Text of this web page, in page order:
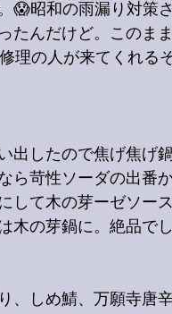
😱昭和の雨漏り対策
たんだけど。このまま
理の人が来てくれる
出したので焦げ焦げ
ら苛性ソーダの出番
して木の芽ーゼソー
木の芽鍋に。絶品で
、しめ鯖、万願寺唐